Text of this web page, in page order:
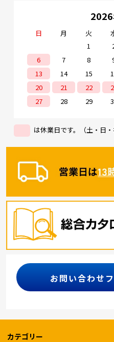
日 月 火
1
6
7 8
13
14 15
20
21 22
27
28 29
は休業日です。（土・日・
お問い合わせ
カテゴリー